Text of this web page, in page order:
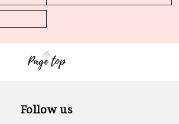
Page top
Follow us